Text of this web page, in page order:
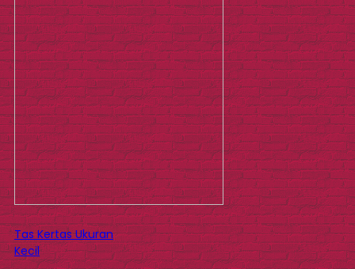
Tas Kertas Ukuran
Kecil